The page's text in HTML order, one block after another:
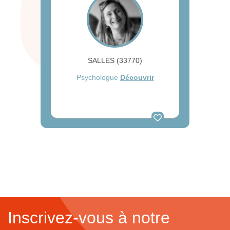
SALLES (33770)
Psychologue Découvrir
Inscrivez-vous à notre